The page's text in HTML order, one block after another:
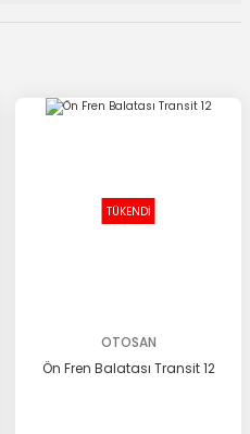
öneri formunu kullanarak
ederiz.
TÜKENDİ
OTOSAN
Ön Fren Balatası Transit 12